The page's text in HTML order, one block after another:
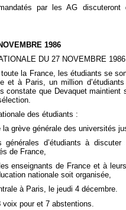
par les AG
1986
DU 27 NOVEMBRE 1986
la France, les étudiants se
et à Paris, un million
constate que Devaquet
des étudiants :
grève générale des universités
d’étudiants à
de France,
enseignants de France et à
nationale soit organisée,
à Paris, le jeudi 4 décembre.
pour et 7 abstentions.